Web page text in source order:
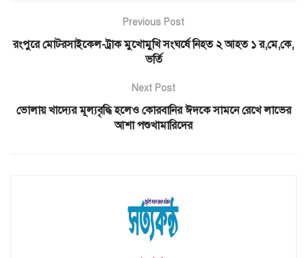
Previous Post
রংপুরে মোটরসাইকেল-ট্রাক মুখোমুখি সংঘর্ষে নিহত ২ আহত ১ র,মে,কে,
ভর্তি
Next Post
ভোলায় খাদ্যের মূল্যবৃদ্ধি হলেও কোরবানির ঈদকে সামনে রেখে লাভের
আশা পশুখামারিদের